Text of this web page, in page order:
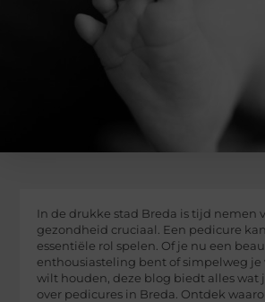
In de drukke stad Breda is tijd nemen
gezondheid cruciaal. Een pedicure
essentiële rol spelen. Of je nu een
enthousiasteling bent of simpelweg je
wilt houden, deze blog biedt alles wat
over pedicures in Breda. Ontdek